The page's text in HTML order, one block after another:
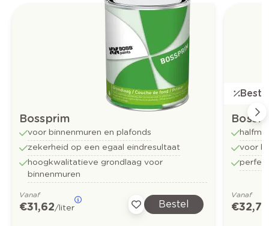
Bossprim
voor binnenmuren en plafonds
zekerheid op een egaal eindresultaat
hoogkwalitatieve grondlaag voor
binnenmuren
Vanaf
€ 31,62/liter Bestel
voor
Vanaf
€ 32,73